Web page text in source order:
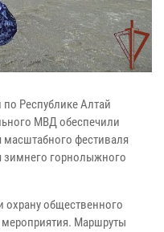
Республике Алтай
МВД обеспечили
фестиваля
зимнего горнолыжного
охрану общественного
мероприятия. Маршруты